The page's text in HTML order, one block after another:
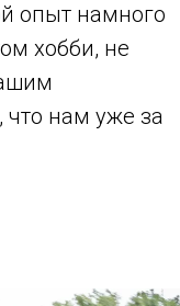
опыт намного
хобби, не
что нам уже за